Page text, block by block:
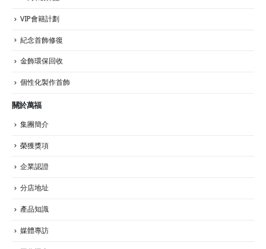
VIP會籍計劃
紀念首飾修復
金飾環保回收
個性化製作首飾
關於萬福
集團簡介
榮獲獎項
企業認證
分店地址
產品知識
媒體專訪